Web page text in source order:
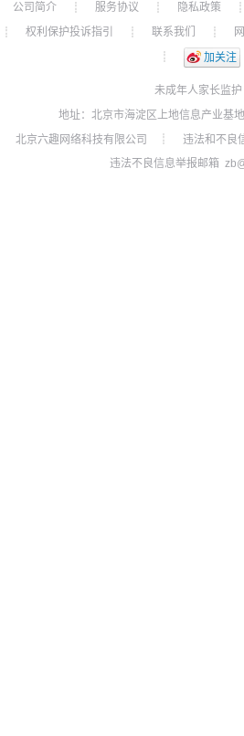
公司简介 ┊ 服务协议 ┊ 隐私政策 ┊
┊
权利保护投诉指引 ┊ 联系我们 ┊
┊
加关注
未成年人家长监护
地址：北京市海淀区上地信息产业基
北京六趣网络科技有限公司
┊ 违法和不良
违法不良信息举报邮箱